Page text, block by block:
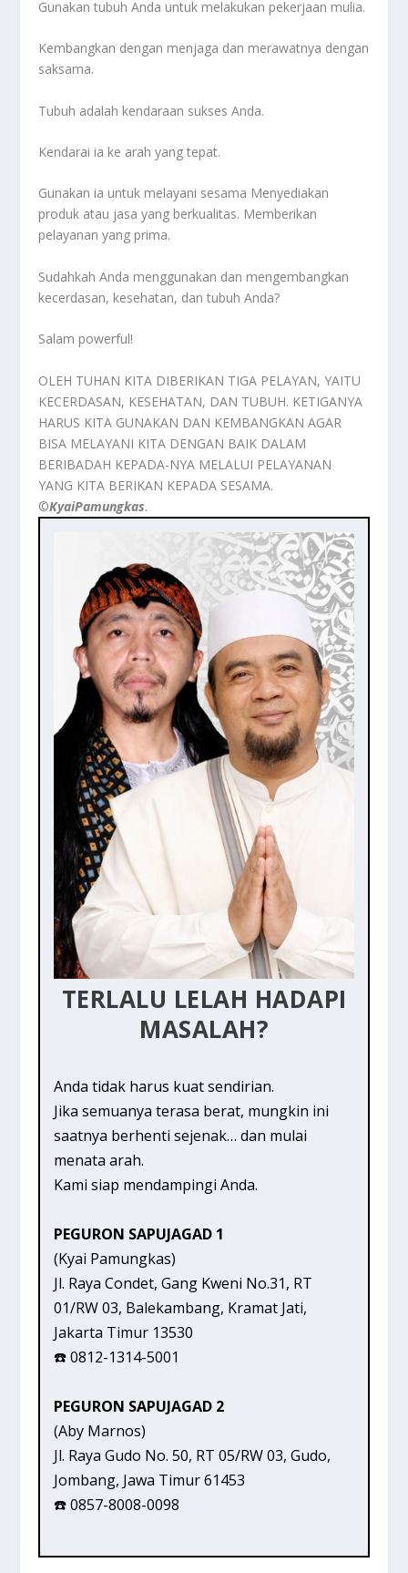
Gunakan tubuh Anda untuk melakukan pekerjaan mulia.
Kembangkan dengan menjaga dan merawatnya dengan
saksama.
Tubuh adalah kendaraan sukses Anda.
Kendarai ia ke arah yang tepat.
Gunakan ia untuk melayani sesama Menyediakan
produk atau jasa yang berkualitas. Memberikan
pelayanan yang prima.
Sudahkah Anda menggunakan dan mengembangkan
kecerdasan, kesehatan, dan tubuh Anda?
Salam powerful!
OLEH TUHAN KITA DIBERIKAN TIGA PELAYAN, YAITU
KECERDASAN, KESEHATAN, DAN TUBUH. KETIGANYA
HARUS KITA GUNAKAN DAN KEMBANGKAN AGAR
BISA MELAYANI KITA DENGAN BAIK DALAM
BERIBADAH KEPADA-NYA MELALUI PELAYANAN
YANG KITA BERIKAN KEPADA SESAMA.
©️KyaiPamungkas.
TERLALU LELAH HADAPI
MASALAH?
Anda tidak harus kuat sendirian.
Jika semuanya terasa berat, mungkin ini
saatnya berhenti sejenak… dan mulai
menata arah.
Kami siap mendampingi Anda.
PEGURON SAPUJAGAD 1
(Kyai Pamungkas)
Jl. Raya Condet, Gang Kweni No.31, RT
01/RW 03, Balekambang, Kramat Jati,
Jakarta Timur 13530
☎️ 0812-1314-5001
PEGURON SAPUJAGAD 2
(Aby Marnos)
Jl. Raya Gudo No. 50, RT 05/RW 03, Gudo,
Jombang, Jawa Timur 61453
☎️ 0857-8008-0098